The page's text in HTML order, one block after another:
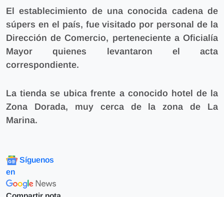
El establecimiento de una conocida cadena de
súpers en el país, fue visitado por personal de la
Dirección de Comercio, perteneciente a Oficialía
Mayor quienes levantaron el acta
correspondiente.
La tienda se ubica frente a conocido hotel de la
Zona Dorada, muy cerca de la zona de La
Marina.
Síguenos
en